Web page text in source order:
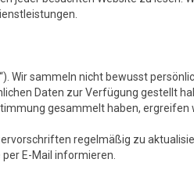
Wir sammeln nicht bewusst
Daten zur Verfügung gestellt
gesammelt haben,
regelmäßig zu
E-Mail informieren.